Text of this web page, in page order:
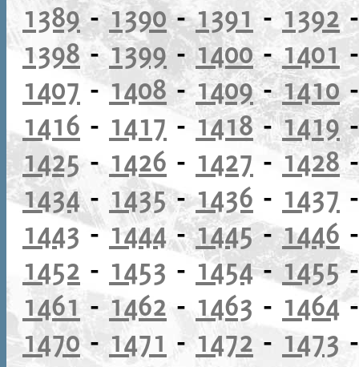
1389-1390-1391 -1392
1398 -1399-1400-1401
1407 -1408-1409-1410
1416 - 1417 -1418-1419
1425- 1426 - 1427 - 1428
1434- 1435-1436 - 1437
1443- 1444-1445-1446
1452 - 1453 - 1454-1455
1461 -1462 - 1463 - 1464
1470- 1471 - 1472 - 1473